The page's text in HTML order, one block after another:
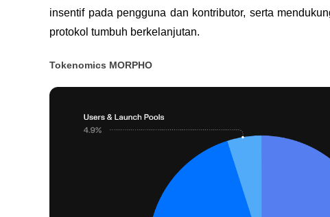
insentif pada pengguna dan kontributor, serta
protokol tumbuh berkelanjutan.
Tokenomics MORPHO